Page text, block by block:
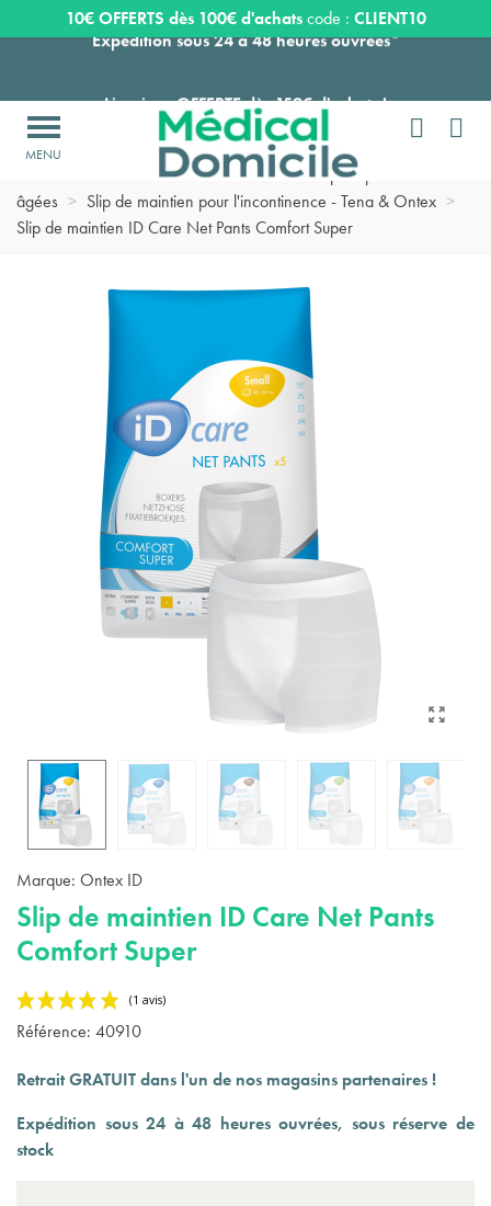
Protection incontinence pour personnes
âgées > Slip de maintien pour l'incontinence - Tena & Ontex >
Slip de maintien ID Care Net Pants Comfort Super
Marque: Ontex ID
Slip de maintien ID Care Net Pants
Comfort Super
Référence: 40910
Retrait GRATUIT dans l'un de nos magasins partenaires !
Expédition sous 24 à 48 heures ouvrées, sous réserve de
stock
10€ OFFERTS dès 100€ d'achatscode : CLIENT10
Expédition sous 24 à 48 heures ouvrées*
Payez en 3 ou 4 fois SANS FRAIS à partir de 100
Expédition sous 24 à 48 heures ouvrées*

